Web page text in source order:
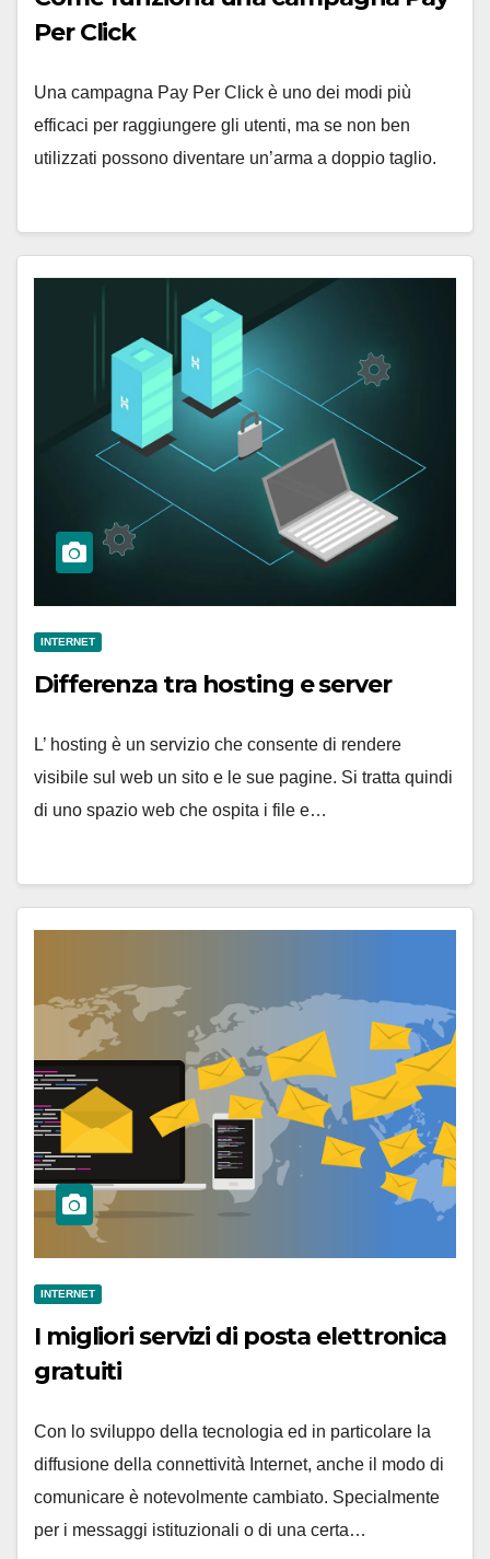
Per Click
Una campagna Pay Per Click è uno dei modi più
efficaci per raggiungere gli utenti, ma se non ben
utilizzati possono diventare un’arma a doppio taglio.
INTERNET
Differenza tra hosting e server
L’ hosting è un servizio che consente di rendere
visibile sul web un sito e le sue pagine. Si tratta quindi
di uno spazio web che ospita i file e…
INTERNET
I migliori servizi di posta elettronica
gratuiti
Con lo sviluppo della tecnologia ed in particolare la
diffusione della connettività Internet, anche il modo di
comunicare è notevolmente cambiato. Specialmente
per i messaggi istituzionali o di una certa…